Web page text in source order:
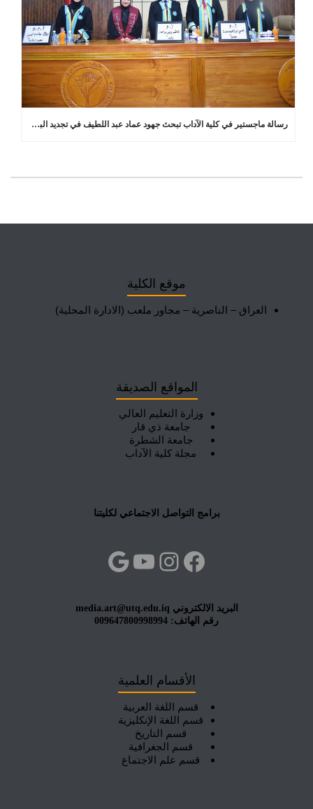
رسالة ماجستير في كلية الآداب تبحث جهود عماد عبد اللطيف في تجديد البلاغة العربية
موقع الكلية
العراق – الناصرية – مجاور ملعب (الادارة المحلية)
المواقع الصديقة
وزارة التعليم العالي
جامعة ذي قار
جامعة الشطرة
مجلة كلية الآداب
برامج التواصل الاجتماعي لكليتنا
فيسبوك
إنستجرام
يوتيوب
البريد الالكتروني media.art@utq.edu.iq
رقم الهاتف: 009647800998994
الأقسام العلمية
قسم اللغة العربية
قسم اللغة الإنكليزية
قسم التاريخ
قسم الجغرافية
قسم علم الاجتماع